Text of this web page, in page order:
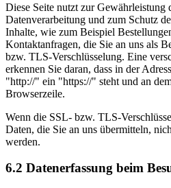
Diese Seite nutzt zur Gewährleistung
Datenverarbeitung und zum Schutz
Inhalte, wie zum Beispiel
Kontaktanfragen, die Sie an uns als
bzw. TLS-Verschlüsselung. Eine
erkennen Sie daran, dass in der
"http://" ein "https://" steht und an
Browserzeile.
Wenn die SSL- bzw. TLS-
Daten, die Sie an uns übermitteln,
werden.
6.2 Datenerfassung beim